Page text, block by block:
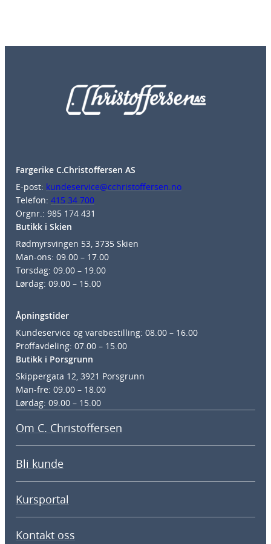
Fargerike C.Christoffersen AS
E-post: kundeservice@cchristoffersen.no
Telefon: 415 34 700
Orgnr.: 985 174 431
Butikk i Skien
Rødmyrsvingen 53, 3735 Skien
Man-ons: 09.00 – 17.00
Torsdag: 09.00 – 19.00
Lørdag: 09.00 – 15.00
Åpningstider
Kundeservice og varebestilling: 08.00 – 16.00
Proffavdeling: 07.00 – 15.00
Butikk i Porsgrunn
Skippergata 12, 3921 Porsgrunn
Man-fre: 09.00 – 18.00
Lørdag: 09.00 – 15.00
Om C. Christoffersen
Bli kunde
Kursportal
Kontakt oss